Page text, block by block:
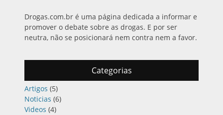
Drogas.com.br é uma página dedicada a informar e
promover o debate sobre as drogas. E por ser
neutra, não se posicionará nem contra nem a favor.
Categorias
Artigos (5)
Noticias (6)
Videos (4)